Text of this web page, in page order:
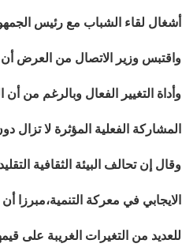
أشغال لقاء الشباب مع رئيس
واقتبس وزير الاتصال من العرض أن
المشاركة الفعلية المؤثرة لا تزال
وقال إن تحالف البيئة الثقافية
الايجابي في معركة
للعديد من التغيرات الغريبة على